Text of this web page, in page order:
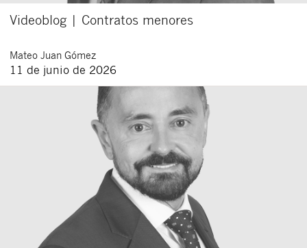
Videoblog | Contratos menores
Mateo Juan Gómez
11 de junio de 2026